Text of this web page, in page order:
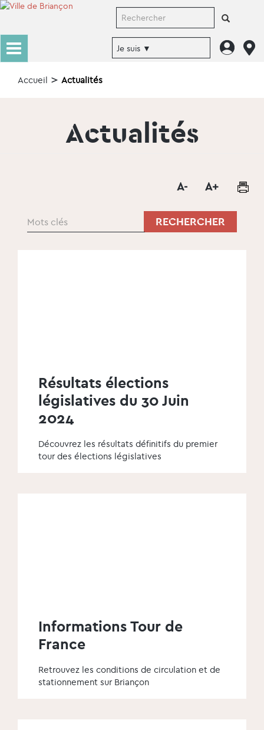
Accueil Actualités
Actualités
Résultats élections
législatives du 30 Juin
2024
Découvrez les résultats définitifs du premier
tour des élections législatives
Informations Tour de
France
Retrouvez les conditions de circulation et de
stationnement sur Briançon